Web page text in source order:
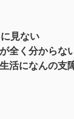
見ない
全く分からな
活になんの支